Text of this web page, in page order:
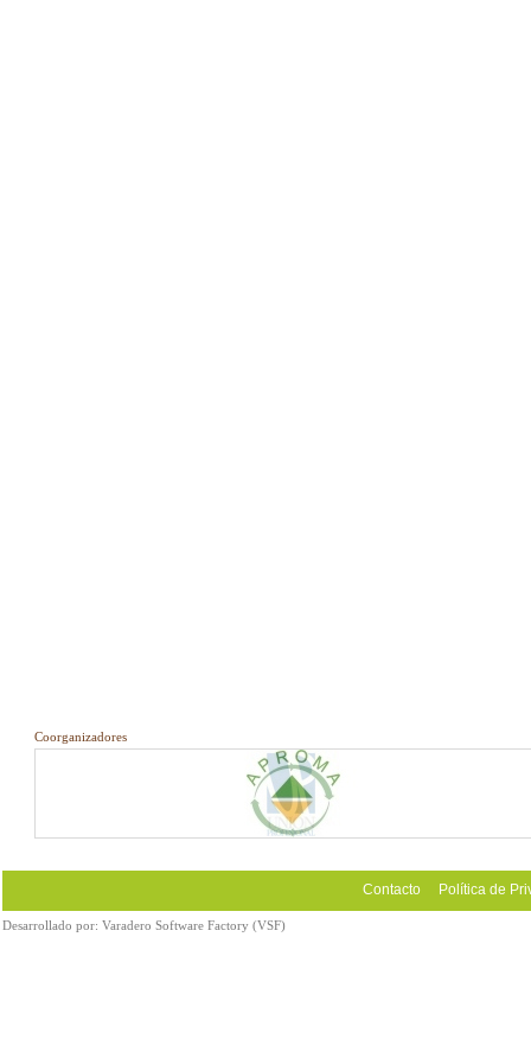
Coorganizadores
Contacto Política de
Desarrollado por: Varadero Software Factory (VSF)